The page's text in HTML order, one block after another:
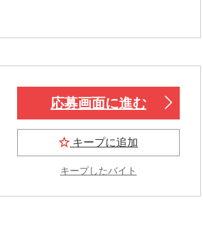
応募画面に進む
キープに追加
キープしたバイト